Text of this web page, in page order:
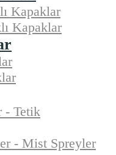
Kapaklar
Kapaklar
- Tetik
- Mist Spreyler